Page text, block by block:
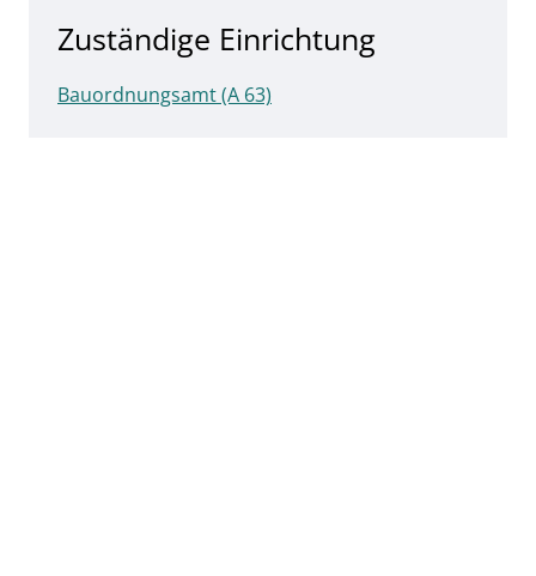
Zuständige Einrichtung
Bauordnungsamt (A 63)